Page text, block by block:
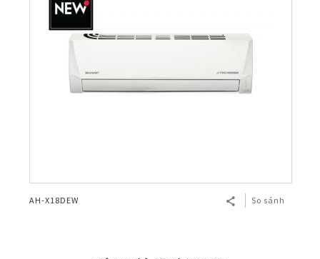
AH-X18DEW So sánh